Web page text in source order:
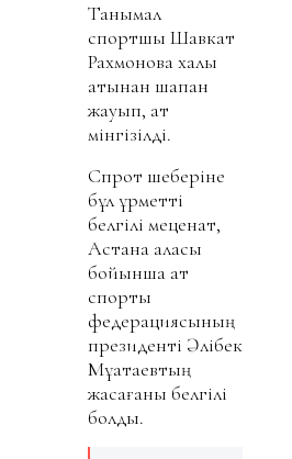
Танымал
спортшы Шавкат
Рахмоновқа халық
атынан шапан
жауып, ат
мінгізілді.
Спрот шеберіне
бұл құрметті
белгілі меценат,
Астана қаласы
бойынша ат
спорты
федерациясының
президенті Әлібек
Мұқатаевтың
жасағаны белгілі
болды.